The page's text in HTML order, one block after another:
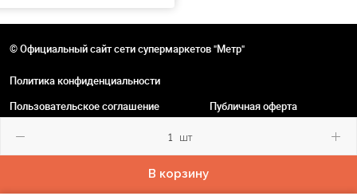
шт
В корзину
© Официальный сайт сети супермаркетов "Метр"
Политика конфиденциальности
Пользовательское соглашение
Публичная оферта